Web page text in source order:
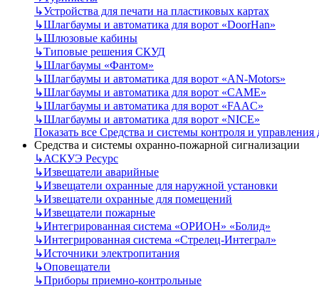
↳Устройства для печати на пластиковых картах
↳Шлагбаумы и автоматика для ворот «DoorHan»
↳Шлюзовые кабины
↳Типовые решения СКУД
↳Шлагбаумы «Фантом»
↳Шлагбаумы и автоматика для ворот «AN-Motors»
↳Шлагбаумы и автоматика для ворот «CAME»
↳Шлагбаумы и автоматика для ворот «FAAC»
↳Шлагбаумы и автоматика для ворот «NICE»
Показать все Средства и системы контроля и управления
Средства и системы охранно-пожарной сигнализации
↳АСКУЭ Ресурс
↳Извещатели аварийные
↳Извещатели охранные для наружной установки
↳Извещатели охранные для помещений
↳Извещатели пожарные
↳Интегрированная система «ОРИОН» «Болид»
↳Интегрированная система «Стрелец-Интеграл»
↳Источники электропитания
↳Оповещатели
↳Приборы приемно-контрольные